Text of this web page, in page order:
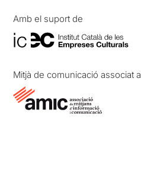
Amb el suport de
Mitjà de comunicació associat a